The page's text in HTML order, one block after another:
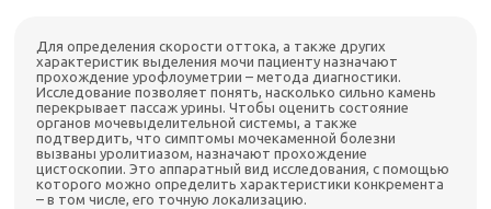
Для определения скорости оттока, а также других
характеристик выделения мочи пациенту назначают
прохождение урофлоуметрии – метода диагностики.
Исследование позволяет понять, насколько сильно камень
перекрывает пассаж урины. Чтобы оценить состояние
органов мочевыделительной системы, а также
подтвердить, что симптомы мочекаменной болезни
вызваны уролитиазом, назначают прохождение
цистоскопии. Это аппаратный вид исследования, с помощью
которого можно определить характеристики конкремента
– в том числе, его точную локализацию.